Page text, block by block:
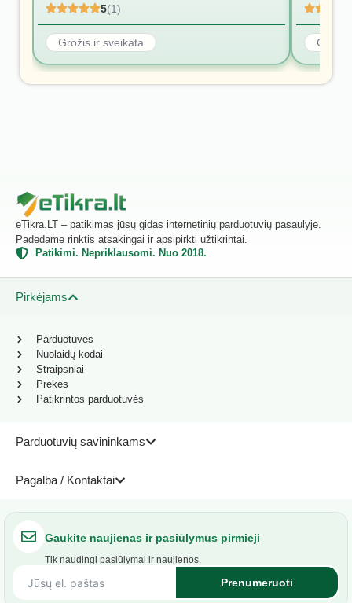
5(1)
Grožis ir sveikata Grožis
eTikra.LT – patikimas jūsų gidas internetinių parduotuvių pasaulyje.
Padedame rinktis atsakingai ir apsipirkti užtikrintai.
Patikimi. Nepriklausomi. Nuo 2018.
Pirkėjams
Parduotuvių savininkams
Pagalba / Kontaktai
Parduotuvės
Nuolaidų kodai
Straipsniai
Prekės
Patikrintos parduotuvės
Gaukite naujienas ir pasiūlymus pirmieji
Tik naudingi pasiūlymai ir naujienos.
Prenumeruoti